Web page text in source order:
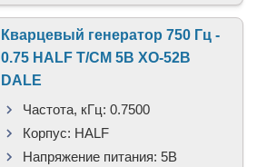
Кварцевый генератор 750 Гц -
0.75 HALF T/CM 5В XO-52B
DALE
Частота, кГц: 0.7500
Корпус: HALF
Напряжение питания: 5В